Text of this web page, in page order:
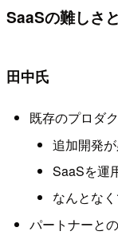
SaaSの難しさ
田中氏
既存のプロダ
追加開発
SaaSを運
なんとな
パートナーと